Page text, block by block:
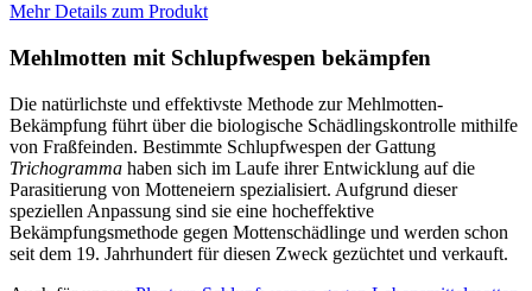
Mehr Details zum Produkt
Mehlmotten mit Schlupfwespen bekämpfen
Die natürlichste und effektivste Methode zur Mehlmotten-
Bekämpfung führt über die biologische Schädlingskontrolle mithilfe
von Fraßfeinden. Bestimmte Schlupfwespen der Gattung
Trichogramma haben sich im Laufe ihrer Entwicklung auf die
Parasitierung von Motteneiern spezialisiert. Aufgrund dieser
speziellen Anpassung sind sie eine hocheffektive
Bekämpfungsmethode gegen Mottenschädlinge und werden schon
seit dem 19. Jahrhundert für diesen Zweck gezüchtet und verkauft.